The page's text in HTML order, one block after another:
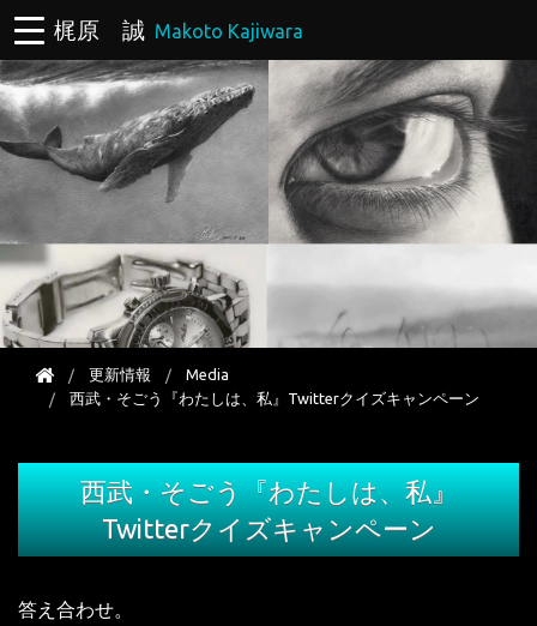
梶原 誠 Makoto Kajiwara
更新情報
Media
西武・そごう『わたしは、私』Twitterクイズキャンペーン
西武・そごう『わたしは、私』
Twitterクイズキャンペーン
答え合わせ。